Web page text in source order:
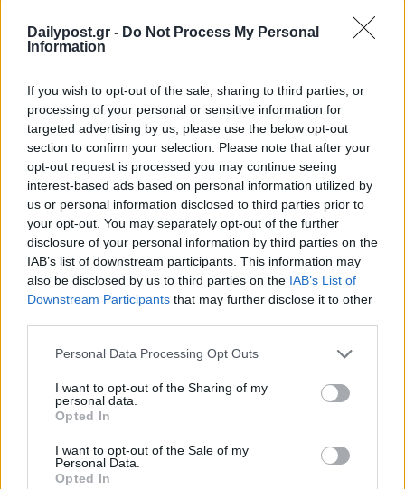
Dailypost.gr - Do Not Process My Personal
Information
If you wish to opt-out of the sale, sharing to third parties, or
processing of your personal or sensitive information for
targeted advertising by us, please use the below opt-out
section to confirm your selection. Please note that after your
opt-out request is processed you may continue seeing
interest-based ads based on personal information utilized by
us or personal information disclosed to third parties prior to
your opt-out. You may separately opt-out of the further
disclosure of your personal information by third parties on the
IAB’s list of downstream participants. This information may
also be disclosed by us to third parties on the IAB’s List of
Downstream Participants that may further disclose it to other
Personal Data Processing Opt Outs
I want to opt-out of the Sharing of my
personal data.
Opted In
I want to opt-out of the Sale of my
Personal Data.
Opted In
BBC: Η Μέρκελ ήταν έτοιμη για Grexit το
2015
05/02/2019
Σε ντοκιμαντέρ που προβλήθηκε το βράδυ της Δευτέρα 4
Φεβρουαρίου στο BBC, ο Φρανσουά Ολάντ, αναφερόμενος στην
17ωρη διαπραγμάτευση ανάμεσα στον Έλληνα πρωθυπουργό και
τους ευρωπαίους εταίρους, δήλωσε πως η κα Μέρκελ ήταν
"απογοητευμένη" από την άρνηση του Αλέξη...
ΡΟΗ ΕΙΔΗΣΕΩΝ
Βρετανία: Σχέδιο για βασιλική κηδεία του Άντριου
παρά το σκάνδαλο – Έντονες αντιδράσεις
09/08/2026
Ιός Δυτικού Νείλου: Η Αττική στο επίκεντρο των
κρουσμάτων – Τι να προσέξετε